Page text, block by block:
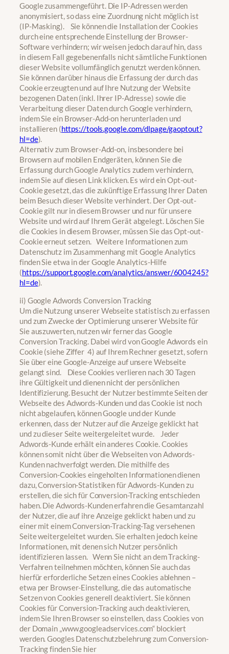
Google zusammengeführt. Die IP-Adressen werden
anonymisiert, so dass eine Zuordnung nicht möglich ist
(IP-Masking). Sie können die Installation der Cookies
durch eine entsprechende Einstellung der Browser-
Software verhindern; wir weisen jedoch darauf hin, dass
in diesem Fall gegebenenfalls nicht sämtliche Funktionen
dieser Website vollumfänglich genutzt werden können.
Sie können darüber hinaus die Erfassung der durch das
Cookie erzeugten und auf Ihre Nutzung der Website
bezogenen Daten (inkl. Ihrer IP-Adresse) sowie die
Verarbeitung dieser Daten durch Google verhindern,
indem Sie ein Browser-Add-on herunterladen und
installieren (https://tools.google.com/dlpage/gaoptout?
hl=de).
Alternativ zum Browser-Add-on, insbesondere bei
Browsern auf mobilen Endgeräten, können Sie die
Erfassung durch Google Analytics zudem verhindern,
indem Sie auf diesen Link klicken. Es wird ein Opt-out-
Cookie gesetzt, das die zukünftige Erfassung Ihrer Daten
beim Besuch dieser Website verhindert. Der Opt-out-
Cookie gilt nur in diesem Browser und nur für unsere
Website und wird auf Ihrem Gerät abgelegt. Löschen Sie
die Cookies in diesem Browser, müssen Sie das Opt-out-
Cookie erneut setzen. Weitere Informationen zum
Datenschutz im Zusammenhang mit Google Analytics
finden Sie etwa in der Google Analytics-Hilfe
(https://support.google.com/analytics/answer/6004245?
hl=de).
ii) Google Adwords Conversion Tracking
Um die Nutzung unserer Webseite statistisch zu erfassen
und zum Zwecke der Optimierung unserer Website für
Sie auszuwerten, nutzen wir ferner das Google
Conversion Tracking. Dabei wird von Google Adwords ein
Cookie (siehe Ziffer 4) auf Ihrem Rechner gesetzt, sofern
Sie über eine Google-Anzeige auf unsere Webseite
gelangt sind. Diese Cookies verlieren nach 30 Tagen
ihre Gültigkeit und dienen nicht der persönlichen
Identifizierung. Besucht der Nutzer bestimmte Seiten der
Webseite des Adwords-Kunden und das Cookie ist noch
nicht abgelaufen, können Google und der Kunde
erkennen, dass der Nutzer auf die Anzeige geklickt hat
und zu dieser Seite weitergeleitet wurde. Jeder
Adwords-Kunde erhält ein anderes Cookie. Cookies
können somit nicht über die Webseiten von Adwords-
Kunden nachverfolgt werden. Die mithilfe des
Conversion-Cookies eingeholten Informationen dienen
dazu, Conversion-Statistiken für Adwords-Kunden zu
erstellen, die sich für Conversion-Tracking entschieden
haben. Die Adwords-Kunden erfahren die Gesamtanzahl
der Nutzer, die auf ihre Anzeige geklickt haben und zu
einer mit einem Conversion-Tracking-Tag versehenen
Seite weitergeleitet wurden. Sie erhalten jedoch keine
Informationen, mit denen sich Nutzer persönlich
identifizieren lassen. Wenn Sie nicht an dem Tracking-
Verfahren teilnehmen möchten, können Sie auch das
hierfür erforderliche Setzen eines Cookies ablehnen –
etwa per Browser-Einstellung, die das automatische
Setzen von Cookies generell deaktiviert. Sie können
Cookies für Conversion-Tracking auch deaktivieren,
indem Sie Ihren Browser so einstellen, dass Cookies von
der Domain „www.googleadservices.com“ blockiert
werden. Googles Datenschutzbelehrung zum Conversion-
Tracking finden Sie hier